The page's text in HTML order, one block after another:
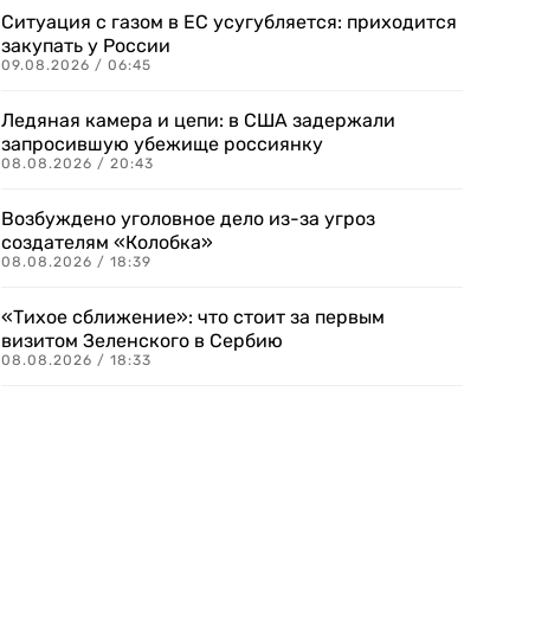
Ситуация с газом в ЕС усугубляется: приходится
закупать у России
09.08.2026 / 06:45
Ледяная камера и цепи: в США задержали
запросившую убежище россиянку
08.08.2026 / 20:43
Возбуждено уголовное дело из-за угроз
создателям «Колобка»
08.08.2026 / 18:39
«Тихое сближение»: что стоит за первым
визитом Зеленского в Сербию
08.08.2026 / 18:33